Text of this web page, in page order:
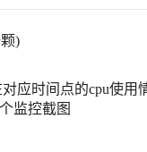
)
应时间点的cpu使用
监控截图